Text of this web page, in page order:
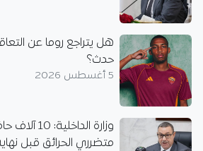
هل يتراجع روما عن
حدث؟
5 أغسطس 2026
وزارة
متضرري الحرائق قبل